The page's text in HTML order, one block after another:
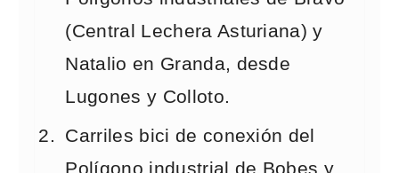
(Central Lechera Asturiana) y
Natalio en Granda, desde
Lugones y Colloto.
Carriles bici de conexión del
Polígono industrial de Bobes y